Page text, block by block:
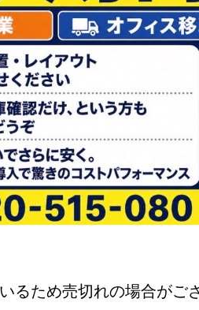
るため売切れの場合がご